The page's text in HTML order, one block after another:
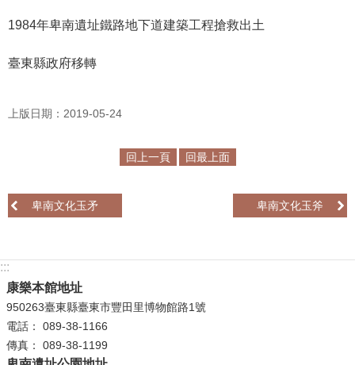
S
網
放
隱
私
保
護
1984年卑南遺址鐵路地下道建築工程搶救出土
臺東縣政府移轉
上版日期：2019-05-24
回上一頁 回最上面
卑南文化玉矛 卑南文化玉斧
:::
康樂本館地址
950263臺東縣臺東市豐田里博物館路1號
電話： 089-38-1166
傳真： 089-38-1199